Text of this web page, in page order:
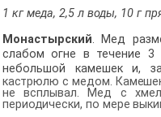
1 кг меда, 2,5 л воды, 10 г
Монастырский. Мед
слабом огне в течение
небольшой камешек и,
кастрюлю с медом.
не всплывал. Мед с
периодически, по мере